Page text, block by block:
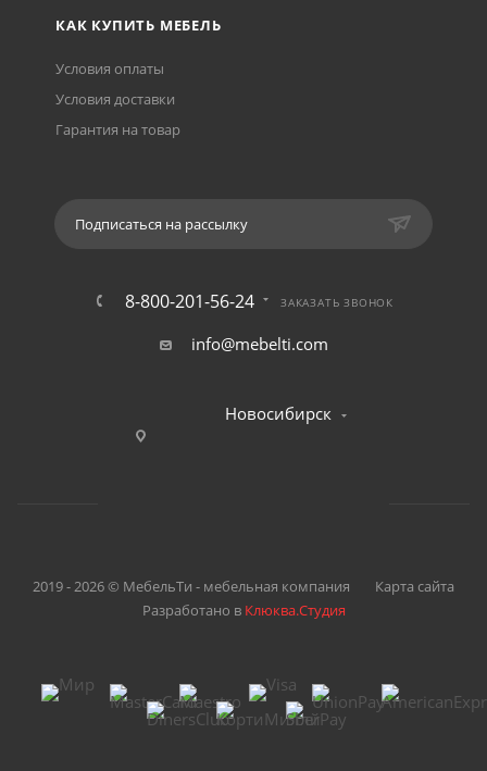
КАК КУПИТЬ МЕБЕЛЬ
Условия оплаты
Условия доставки
Гарантия на товар
Подписаться на рассылку
8-800-201-56-24 ЗАКАЗАТЬ ЗВОНОК
info@mebelti.com
Новосибирск
2019 - 2026 © МебельТи - мебельная компания
Карта сайта
Разработано в Клюква.Студия